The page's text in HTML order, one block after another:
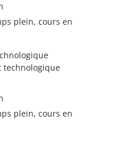
plein, cours en
technologique
plein, cours en